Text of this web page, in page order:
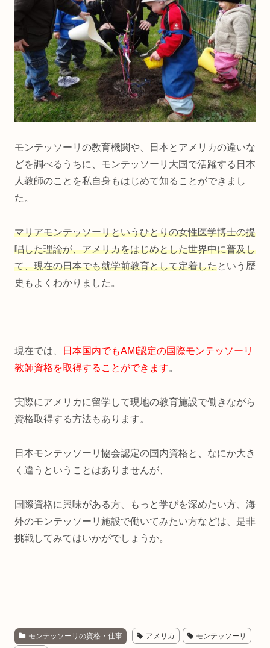
モンテッソーリの教育機関や、日本とアメリカの違いな
どを調べるうちに、モンテッソーリ大国で活躍する日本
人教師のことを私自身もはじめて知ることができまし
た。
マリアモンテッソーリというひとりの女性医学博士の提
唱した理論が、アメリカをはじめとした世界中に普及し
て、現在の日本でも就学前教育として定着したという歴
史もよくわかりました。
現在では、
日本国内でもAMI認定の国際モンテッソーリ
教師資格を取得することができます。
実際にアメリカに留学して現地の教育施設で働きながら
資格取得する方法もあります。
日本モンテッソーリ協会認定の国内資格と、なにか大き
く違うということはありませんが、
国際資格に興味がある方、もっと学びを深めたい方、海
外のモンテッソーリ施設で働いてみたい方などは、是非
挑戦してみてはいかがでしょうか。
モンテッソーリの資格・仕事 アメリカ モンテッソーリ